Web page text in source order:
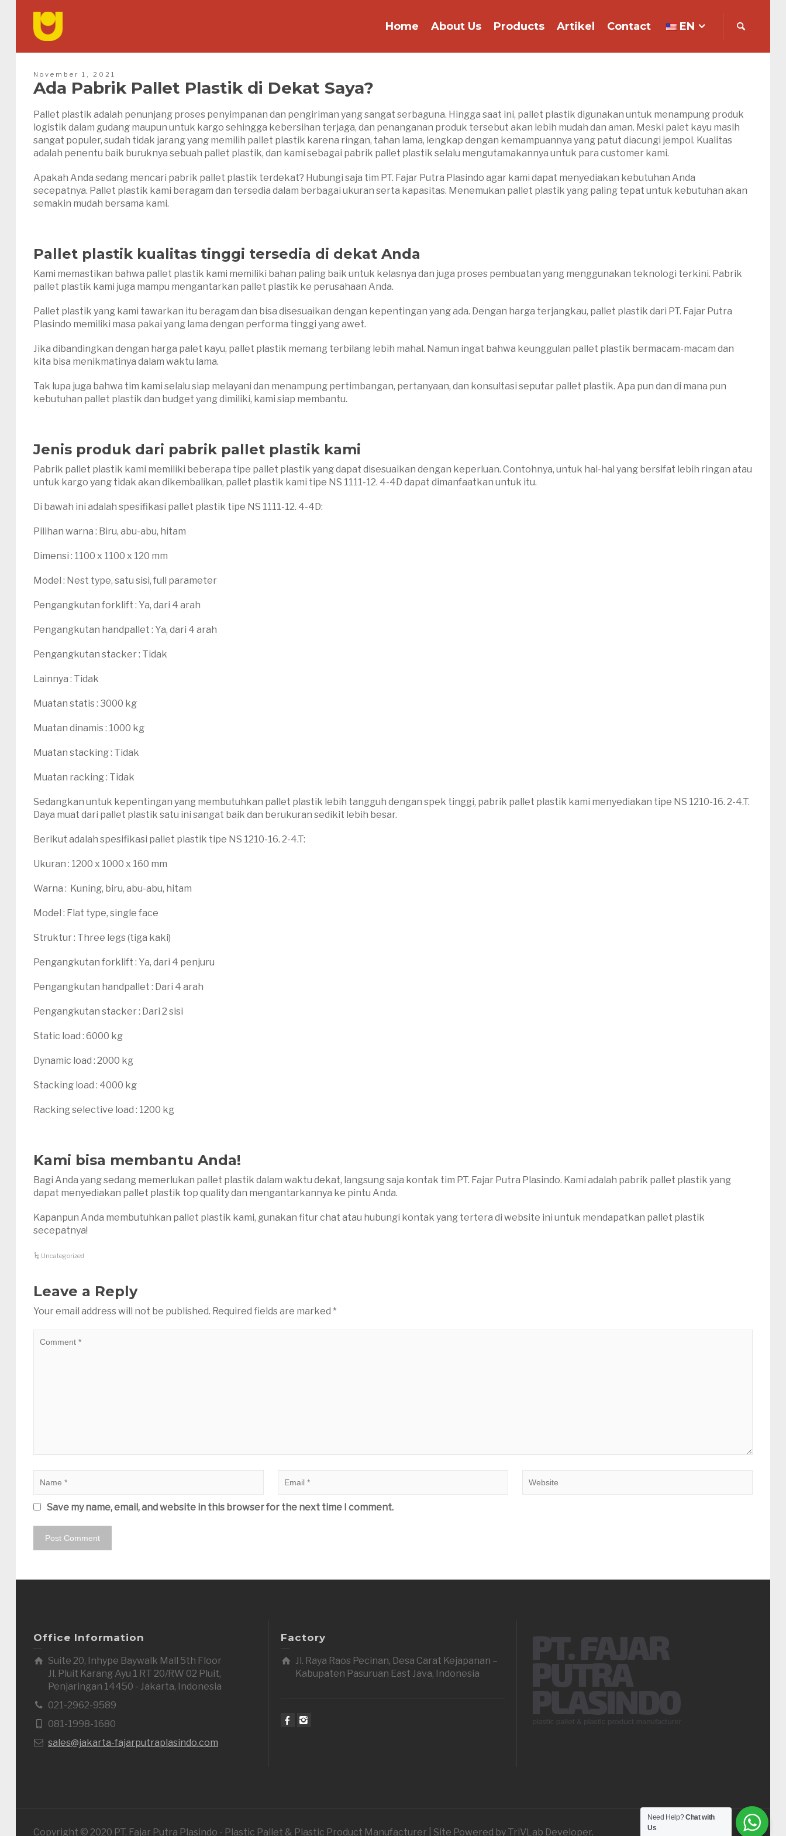
Home About Us Products Artikel Contact EN
November 1, 2021
Ada Pabrik Pallet Plastik di Dekat Saya?
Pallet plastik adalah penunjang proses penyimpanan dan pengiriman yang sangat serbaguna. Hingga saat ini, pallet plastik digunakan untuk menampung produk
logistik dalam gudang maupun untuk kargo sehingga kebersihan terjaga, dan penanganan produk tersebut akan lebih mudah dan aman. Meski palet kayu masih
sangat populer, sudah tidak jarang yang memilih pallet plastik karena ringan, tahan lama, lengkap dengan kemampuannya yang patut diacungi jempol. Kualitas
adalah penentu baik buruknya sebuah pallet plastik, dan kami sebagai pabrik pallet plastik selalu mengutamakannya untuk para customer kami.
Apakah Anda sedang mencari pabrik pallet plastik terdekat? Hubungi saja tim PT. Fajar Putra Plasindo agar kami dapat menyediakan kebutuhan Anda
secepatnya. Pallet plastik kami beragam dan tersedia dalam berbagai ukuran serta kapasitas. Menemukan pallet plastik yang paling tepat untuk kebutuhan akan
semakin mudah bersama kami.
Pallet plastik kualitas tinggi tersedia di dekat Anda
Kami memastikan bahwa pallet plastik kami memiliki bahan paling baik untuk kelasnya dan juga proses pembuatan yang menggunakan teknologi terkini. Pabrik
pallet plastik kami juga mampu mengantarkan pallet plastik ke perusahaan Anda.
Pallet plastik yang kami tawarkan itu beragam dan bisa disesuaikan dengan kepentingan yang ada. Dengan harga terjangkau, pallet plastik dari PT. Fajar Putra
Plasindo memiliki masa pakai yang lama dengan performa tinggi yang awet.
Jika dibandingkan dengan harga palet kayu, pallet plastik memang terbilang lebih mahal. Namun ingat bahwa keunggulan pallet plastik bermacam-macam dan
kita bisa menikmatinya dalam waktu lama.
Tak lupa juga bahwa tim kami selalu siap melayani dan menampung pertimbangan, pertanyaan, dan konsultasi seputar pallet plastik. Apa pun dan di mana pun
kebutuhan pallet plastik dan budget yang dimiliki, kami siap membantu.
Jenis produk dari pabrik pallet plastik kami
Pabrik pallet plastik kami memiliki beberapa tipe pallet plastik yang dapat disesuaikan dengan keperluan. Contohnya, untuk hal-hal yang bersifat lebih ringan atau
untuk kargo yang tidak akan dikembalikan, pallet plastik kami tipe NS 1111-12. 4-4D dapat dimanfaatkan untuk itu.
Di bawah ini adalah spesifikasi pallet plastik tipe NS 1111-12. 4-4D:
Pilihan warna : Biru, abu-abu, hitam
Dimensi : 1100 x 1100 x 120 mm
Model : Nest type, satu sisi, full parameter
Pengangkutan forklift : Ya, dari 4 arah
Pengangkutan handpallet : Ya, dari 4 arah
Pengangkutan stacker : Tidak
Lainnya : Tidak
Muatan statis : 3000 kg
Muatan dinamis : 1000 kg
Muatan stacking : Tidak
Muatan racking : Tidak
Sedangkan untuk kepentingan yang membutuhkan pallet plastik lebih tangguh dengan spek tinggi, pabrik pallet plastik kami menyediakan tipe NS 1210-16. 2-4.T.
Daya muat dari pallet plastik satu ini sangat baik dan berukuran sedikit lebih besar.
Berikut adalah spesifikasi pallet plastik tipe NS 1210-16. 2-4.T:
Ukuran : 1200 x 1000 x 160 mm
Warna : Kuning, biru, abu-abu, hitam
Model : Flat type, single face
Struktur : Three legs (tiga kaki)
Pengangkutan forklift : Ya, dari 4 penjuru
Pengangkutan handpallet : Dari 4 arah
Pengangkutan stacker : Dari 2 sisi
Static load : 6000 kg
Dynamic load : 2000 kg
Stacking load : 4000 kg
Racking selective load : 1200 kg
Kami bisa membantu Anda!
Bagi Anda yang sedang memerlukan pallet plastik dalam waktu dekat, langsung saja kontak tim PT. Fajar Putra Plasindo. Kami adalah pabrik pallet plastik yang
dapat menyediakan pallet plastik top quality dan mengantarkannya ke pintu Anda.
Kapanpun Anda membutuhkan pallet plastik kami, gunakan fitur chat atau hubungi kontak yang tertera di website ini untuk mendapatkan pallet plastik
secepatnya!
Uncategorized
Leave a Reply
Your email address will not be published. Required fields are marked *
Save my name, email, and website in this browser for the next time I comment.
Office Information
Suite 20, Inhype Baywalk Mall 5th Floor
Jl. Pluit Karang Ayu 1 RT 20/RW 02 Pluit,
Penjaringan 14450 - Jakarta, Indonesia
021-2962-9589
081-1998-1680
sales@jakarta-fajarputraplasindo.com
Factory
Jl. Raya Raos Pecinan, Desa Carat Kejapanan –
Kabupaten Pasuruan East Java, Indonesia
Copyright © 2020 PT. Fajar Putra Plasindo - Plastic Pallet & Plastic Product Manufacturer | Site Powered by TriVLab Developer.
Need Help?Chat with
Us